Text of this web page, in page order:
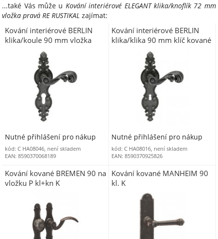
...také Vás může u Kování interiérové ELEGANT klika/knoflík 72 mm
vložka pravá RE RUSTIKAL zajímat:
Kování interiérové BERLIN
klika/koule 90 mm vložka
levá LI kované K
Nutné přihlášení pro nákup
kód: C HA08046, není skladem
EAN: 8590370068189
Kování interiérové BERLIN
klika/klika 90 mm klíč kované
Nutné přihlášení pro nákup
kód: C HA08016, není skladem
EAN: 8590370925826
Kování kované BREMEN 90 na
vložku P kl+kn K
Kování kované MANHEIM 90
kl. K